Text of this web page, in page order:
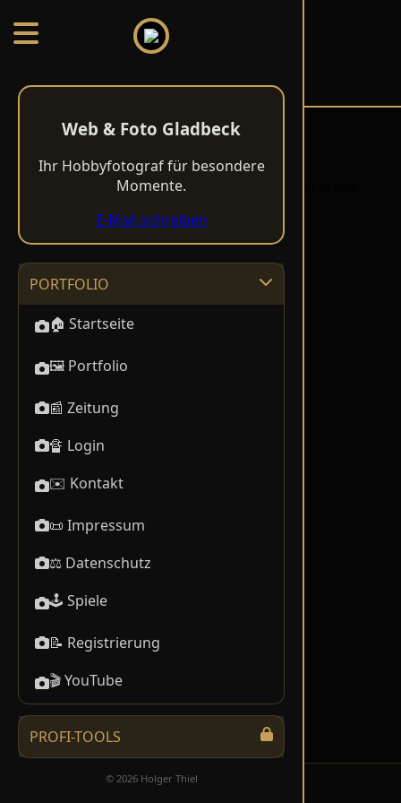
Web & Foto Gladbeck
Ihr Hobbyfotograf für besondere
Momente.
E-Mail schreiben
PORTFOLIO
🏠 Startseite
🖼️ Portfolio
📰 Zeitung
🔏 Login
✉️ Kontakt
📜 Impressum
⚖️ Datenschutz
🕹️ Spiele
📝 Registrierung
🎬 YouTube
PROFI-TOOLS
© 2026 Holger Thiel
HOLGER THIEL
08.08.2026 13:34